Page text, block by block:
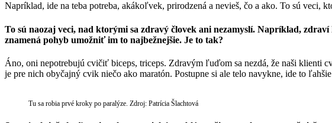
Napríklad, ide na teba potreba, akákoľvek, prirodzená a nevieš, čo a ako. To sú veci,
To sú naozaj veci, nad ktorými sa zdravý človek ani nezamyslí. Napríklad,
znamená pohyb umožniť im to najbežnejšie. Je to tak?
Áno, oni nepotrebujú cvičiť biceps, triceps. Zdravým ľuďom sa nezdá, že naši klienti
je pre nich obyčajný cvik niečo ako maratón. Postupne si ale telo navykne, ide to
Tu sa robia prvé kroky po paralýze. Zdroj: Patrícia Šlachtová